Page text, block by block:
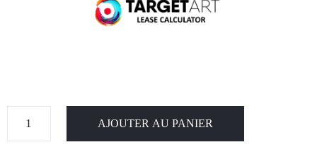
AJOUTER AU PANIER